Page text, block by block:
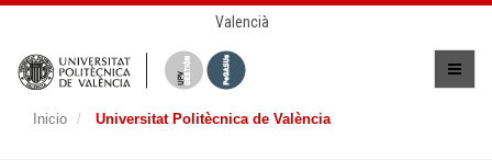
Valencià
Inicio Universitat Politècnica de València